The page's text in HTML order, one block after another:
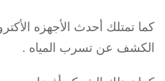
كما تمتلك أحدث الأجهزه
الكشف عن تسرب المياه .